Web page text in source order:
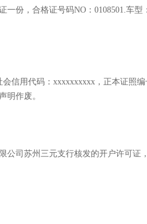
一份，合格证号码NO：0108501.车型
信用代码：xxxxxxxxxx，正本证照编
明作废。
公司苏州三元支行核发的开户许可证